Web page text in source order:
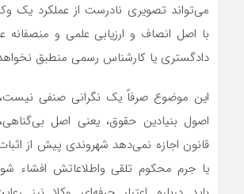
می‌تواند تصویری نادرست از عملکرد یک
با اصل انصاف و ارزیابی علمی و منصفانه
دادگستری یا کارشناس رسمی منطبق
این موضوع صرفاً یک نگرانی صنفی نیست،
اصول بنیادین حقوق، یعنی اصل بی‌گناهی،
قانون اجازه نمی‌دهد شهروندی پیش از
یا جرم محکوم تلقی واطلاعاتش افشاء